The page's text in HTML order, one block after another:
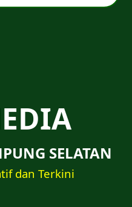
SELATAN
dan Terkini